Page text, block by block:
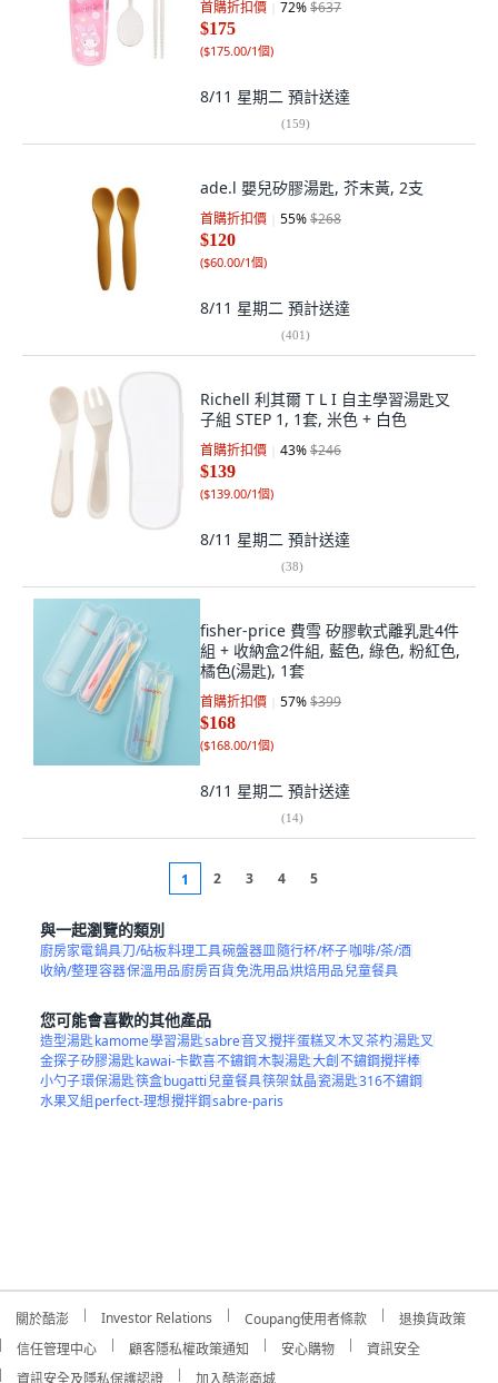
首購折扣價 72%$637
$175
($175.00/1個)
8/11 星期二 預計送達
(159)
ade.l 嬰兒矽膠湯匙, 芥末黃, 2支
首購折扣價 55%$268
$120
($60.00/1個)
8/11 星期二 預計送達
(401)
Richell 利其爾 T L I 自主學習湯匙叉
子組 STEP 1, 1套, 米色 + 白色
首購折扣價 43%$246
$139
($139.00/1個)
8/11 星期二 預計送達
(38)
fisher-price 費雪 矽膠軟式離乳匙4件
組 + 收納盒2件組, 藍色, 綠色, 粉紅色,
橘色(湯匙), 1套
首購折扣價 57%$399
$168
($168.00/1個)
8/11 星期二 預計送達
(14)
1 2 3 4 5
與一起瀏覽的類別
廚房家電鍋具刀/砧板料理工具碗盤器皿隨行杯/杯子咖啡/茶/酒
收納/整理容器保溫用品廚房百貨免洗用品烘焙用品兒童餐具
您可能會喜歡的其他產品
造型湯匙kamome學習湯匙sabre音叉攪拌蛋糕叉木叉茶杓湯匙叉
金探子矽膠湯匙kawai-卡歡喜不鏽鋼木製湯匙大創 不鏽鋼攪拌棒
小勺子環保湯匙筷盒bugatti兒童餐具筷架鈦晶瓷湯匙316不鏽鋼
水果叉組perfect-理想攪拌鋼sabre-paris
關於酷澎 Investor Relations Coupang使用者條款
退換貨政策
信任管理中心
顧客隱私權政策通知 安心購物
資訊安全
資訊安全及隱私保護認證
加入酷澎商城